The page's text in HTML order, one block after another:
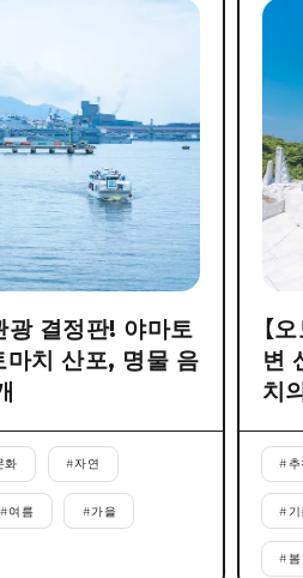
결정판! 야마토
마치 산포, 명물 음
화 #자연
#여름 #가을
【
변
치
#
#
#봄